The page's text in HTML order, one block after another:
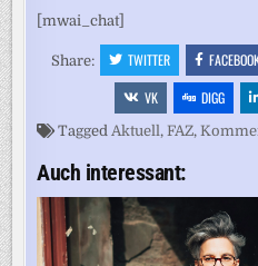
[mwai_chat]
Share: TWITTER
VK
DIGG
TaggedAktuell,FAZ,
Auch interessant: